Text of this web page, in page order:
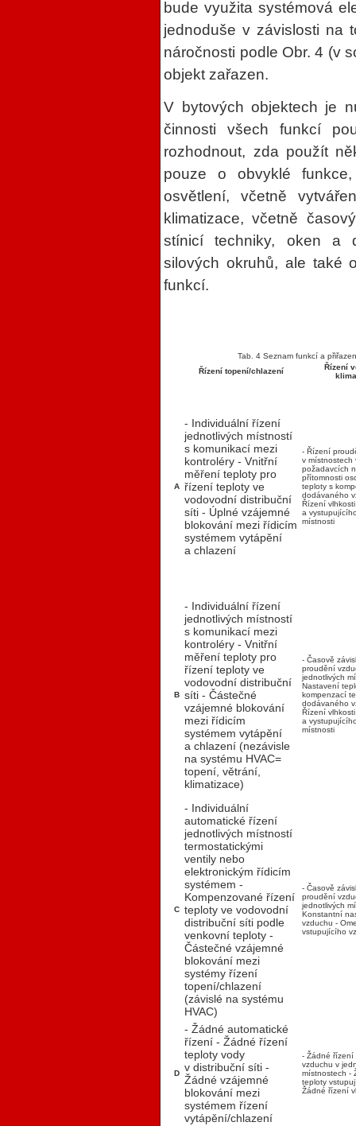
bude využita systémová
jednoduše v závislosti na
náročnosti podle Obr. 4 (v
objekt zařazen.
V bytových objektech je
činnosti všech funkcí
rozhodnout, zda použít
pouze o obvyklé
osvětlení, včetně
klimatizace, včetně
stínicí techniky, oken a
silových okruhů, ale také
funkcí.
Tab. 4 Seznam funkcí a
Řízení topení/chlazení
Řízení
A
- Individuální řízení
jednotlivých místností
s komunikací mezi
kontroléry - Vnitřní
měření teploty pro
řízení teploty ve
vodovodní distribuční
síti - Úplné vzájemné
blokování mezi řídicím
systémem vytápění
a chlazení
- Řízení
v místnostech
požadavcích
přítomnosti
teploty s
dodávaného
Řízení
a
místnosti
B
- Individuální řízení
jednotlivých místností
s komunikací mezi
kontroléry - Vnitřní
měření teploty pro
řízení teploty ve
vodovodní distribuční
síti - Částečné
vzájemné blokování
mezi řídicím
systémem vytápění
a chlazení (nezávisle
na systému HVAC=
topení, větrání,
klimatizace)
- Časově
proudění
jednotlivých
Nastavení
kompenzací
dodávaného
Řízení
a
místnosti
C
- Individuální
automatické řízení
jednotlivých místností
termostatickými
ventily nebo
elektronickým řídicím
systémem -
Kompenzované řízení
teploty ve vodovodní
distribuční síti podle
venkovní teploty -
Částečné vzájemné
blokování mezi
systémy řízení
topení/chlazení
(závislé na systému
HVAC)
- Časově
proudění
jednotlivých
Konstantní
vzduchu -
vstupujícího
D
- Žádné automatické
řízení - Žádné řízení
teploty vody
v distribuční síti -
Žádné vzájemné
blokování mezi
systémem řízení
vytápění/chlazení
- Žádné
vzduchu v
místnostech -
teploty
Žádné řízení